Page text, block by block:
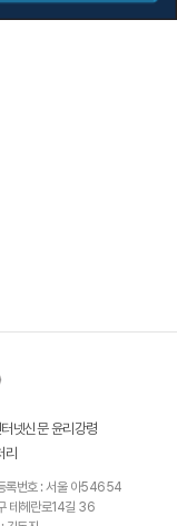
넷신문 윤리강령
리
록번호 : 서울 아54654
테헤란로14길 36